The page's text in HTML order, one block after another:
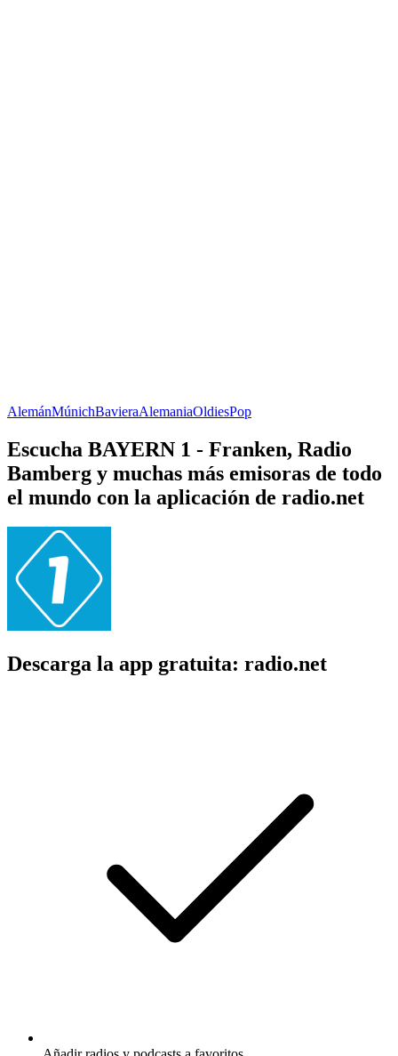
AlemánMúnichBavieraAlemaniaOldiesPop
Escucha BAYERN 1 - Franken, Radio
Bamberg y muchas más emisoras de todo
el mundo con la aplicación de radio.net
Descarga la app gratuita: radio.net